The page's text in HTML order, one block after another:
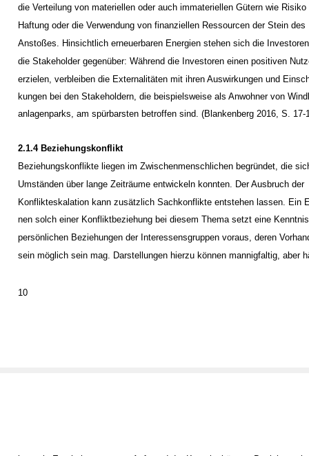
10
die Verteilung von materiellen oder auch immateriellen Gütern wie Risiko
Haftung oder die Verwendung von finanziellen Ressourcen der Stein des
Anstoßes. Hinsichtlich erneuerbaren Energien stehen sich die
die Stakeholder gegenüber: Während die Investoren einen positiven
erzielen, verbleiben die Externalitäten mit ihren Auswirkungen und
kungen bei den Stakeholdern, die beispielsweise als Anwohner von
anlagenparks, am spürbarsten betroffen sind. (Blankenberg 2016, S. 17-
2.1.4 Beziehungskonflikt
Beziehungskonflikte liegen im Zwischenmenschlichen begründet, die
Umständen über lange Zeiträume entwickeln konnten. Der Ausbruch der
Konflikteskalation kann zusätzlich Sachkonflikte entstehen lassen. Ein
nen solch einer Konfliktbeziehung bei diesem Thema setzt eine
persönlichen Beziehungen der Interessensgruppen voraus, deren
sein möglich sein mag. Darstellungen hierzu können mannigfaltig, aber